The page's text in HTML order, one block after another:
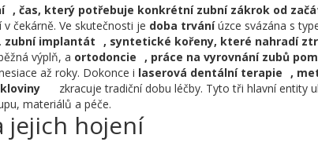
, čas, který potřebuje konkrétní zubní zákrok od
čekárně. Ve skutečnosti je doba trváníúzce svázána s
zubní implantát , syntetické kořeny, které nahradí
výplň, a ortodoncie , práce na vyrovnání zubů
až roky. Dokonce i laserová dentální terapie ,
zkracuje tradiční dobu léčby. Tyto tři hlavní entity
materiálů a péče.
jejich hojení